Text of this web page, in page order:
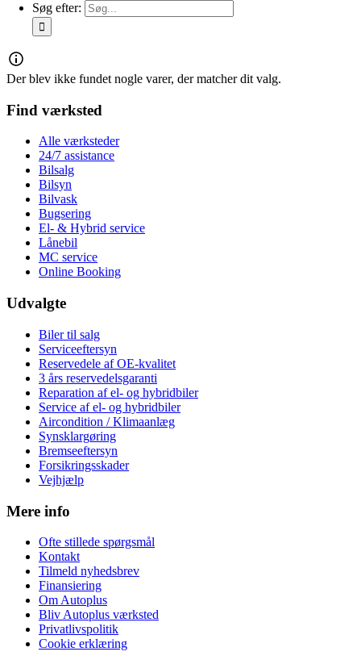
Søg efter:
Der blev ikke fundet nogle varer, der matcher dit valg.
Find værksted
Alle værksteder
24/7 assistance
Bilsalg
Bilsyn
Bilvask
Bugsering
El- & Hybrid service
Lånebil
MC service
Online Booking
Udvalgte
Biler til salg
Serviceeftersyn
Reservedele af OE-kvalitet
3 års reservedelsgaranti
Reparation af el- og hybridbiler
Service af el- og hybridbiler
Aircondition / Klimaanlæg
Synsklargøring
Bremseeftersyn
Forsikringsskader
Vejhjælp
Mere info
Ofte stillede spørgsmål
Kontakt
Tilmeld nyhedsbrev
Finansiering
Om Autoplus
Bliv Autoplus værksted
Privatlivspolitik
Cookie erklæring